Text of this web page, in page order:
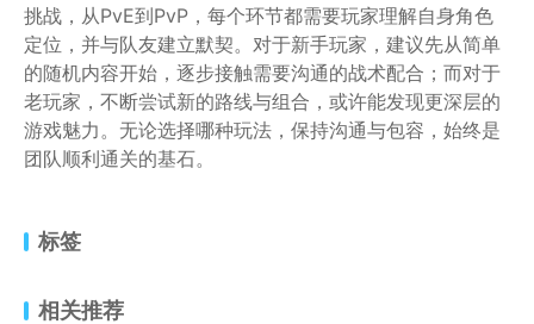
挑战，从PvE到PvP，每个环节都需要玩家理解自身角色
定位，并与队友建立默契。对于新手玩家，建议先从简单
的随机内容开始，逐步接触需要沟通的战术配合；而对于
老玩家，不断尝试新的路线与组合，或许能发现更深层的
游戏魅力。无论选择哪种玩法，保持沟通与包容，始终是
团队顺利通关的基石。
标签
相关推荐